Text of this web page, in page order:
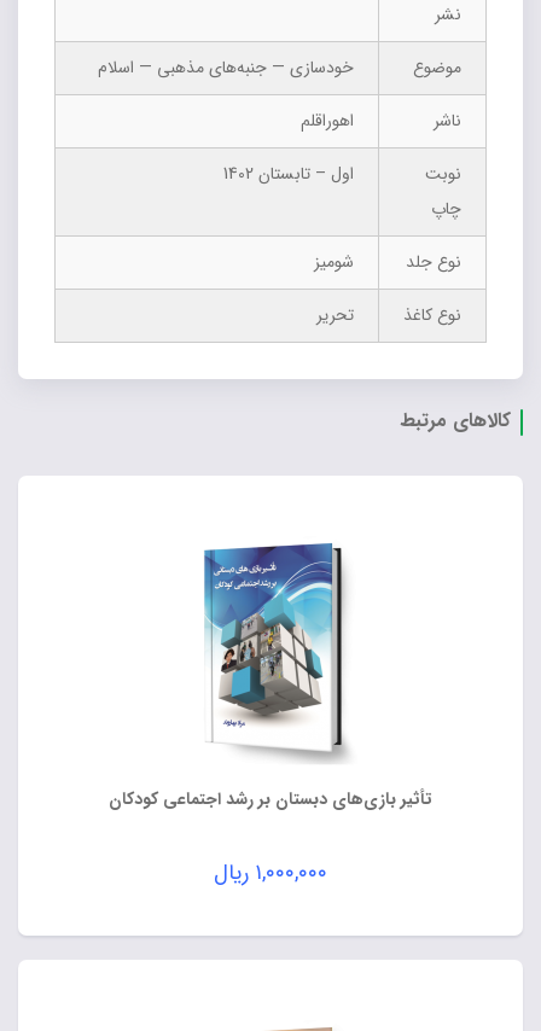
نشر
موضوع
خودسازی — جنبه‌های مذهبی — اسلام
ناشر
اهوراقلم
نوبت
چاپ
اول – تابستان 1402
نوع جلد
شومیز
نوع کاغذ
تحریر
کالاهای مرتبط
تأثیر بازی‌های دبستان بر رشد اجتماعی کودکان
۱,۰۰۰,۰۰۰ ریال